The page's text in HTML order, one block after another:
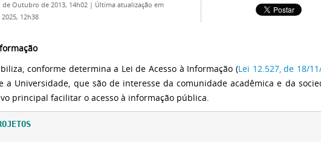
de Outubro de 2013, 14h02 | Última atualização em
12h38
conforme determina a Lei de Acesso à Informação (Lei 12.527, de 18/
a Universidade, que são de interesse da comunidade acadêmica e da
principal facilitar o acesso à informação pública.